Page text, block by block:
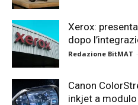
Xerox:
dopo
Redazione BitMAT -
Canon
inkjet a